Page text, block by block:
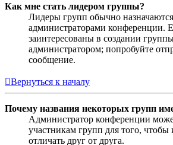
Как мне стать лидером группы?
Лидеры групп обычно
администраторами конференции.
заинтересованы в создании
администратором; попробуйте
сообщение.
Вернуться к началу
Почему названия некоторых групп
Администратор конференции
участникам групп для того,
отличать друг от друга.